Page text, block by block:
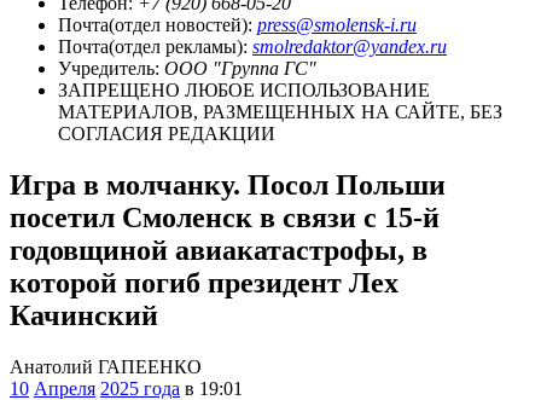
Почта(отдел новостей): press@smolensk-i.ru
Почта(отдел рекламы): smolredaktor@yandex.ru
Учредитель: ООО "Группа ГС"
ЗАПРЕЩЕНО ЛЮБОЕ ИСПОЛЬЗОВАНИЕ
МАТЕРИАЛОВ, РАЗМЕЩЕННЫХ НА САЙТЕ, БЕЗ
СОГЛАСИЯ РЕДАКЦИИ
Игра в молчанку. Посол Польши
посетил Смоленск в связи с 15-й
годовщиной авиакатастрофы, в
которой погиб президент Лех
Качинский
Анатолий ГАПЕЕНКО
10 Апреля 2025 года в 19:01